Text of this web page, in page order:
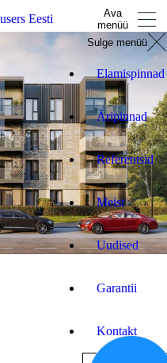
Eesti
Ava
menüü
Sulge menüü
Elamispinnad
Äripinnad
Referentsid
Meist
Uudised
Garantii
Kontakt